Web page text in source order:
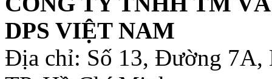
DPS VIỆT NAM
Địa chỉ: Số 13, Đường 7A,